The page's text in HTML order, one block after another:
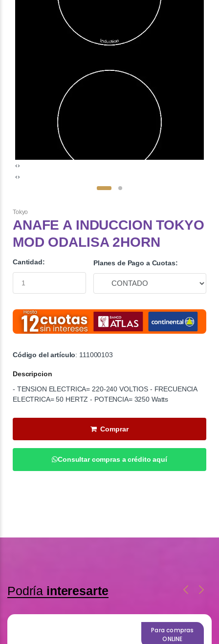
‹›
‹›
Tokyo
ANAFE A INDUCCION TOKYO
MOD ODALISA 2HORN
Cantidad: Planes de Pago a Cuotas:
Código del artículo: 111000103
Descripcion
- TENSION ELECTRICA= 220-240 VOLTIOS - FRECUENCIA
ELECTRICA= 50 HERTZ - POTENCIA= 3250 Watts
Comprar
Consultar compras a crédito aquí
Podría interesarte
Para compras
ONLINE